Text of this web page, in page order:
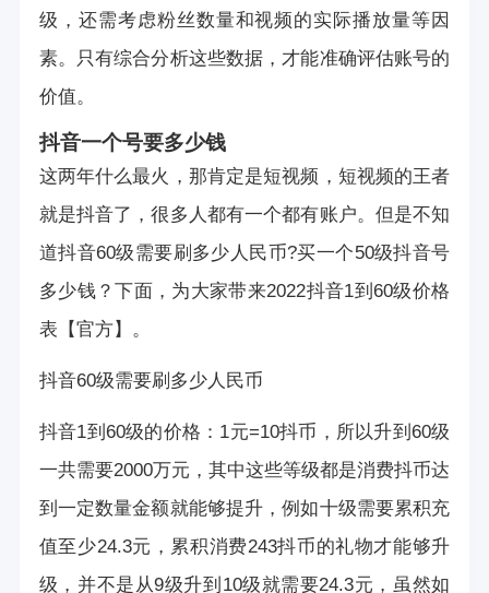
级，还需考虑粉丝数量和视频的实际播放量等因
素。只有综合分析这些数据，才能准确评估账号的
价值。
抖音一个号要多少钱
这两年什么最火，那肯定是短视频，短视频的王者
就是抖音了，很多人都有一个都有账户。但是不知
道抖音60级需要刷多少人民币?买一个50级抖音号
多少钱？下面，为大家带来2022抖音1到60级价格
表【官方】。
抖音60级需要刷多少人民币
抖音1到60级的价格：1元=10抖币，所以升到60级
一共需要2000万元，其中这些等级都是消费抖币达
到一定数量金额就能够提升，例如十级需要累积充
值至少24.3元，累积消费243抖币的礼物才能够升
级，并不是从9级升到10级就需要24.3元，虽然如